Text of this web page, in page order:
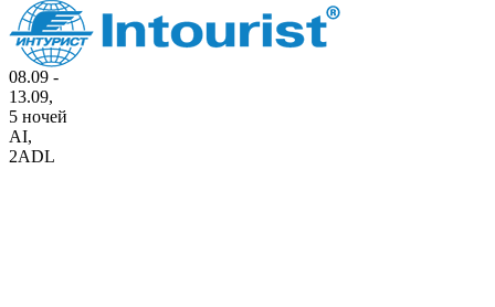
08.09 -
13.09,
5 ночей
AI,
2ADL